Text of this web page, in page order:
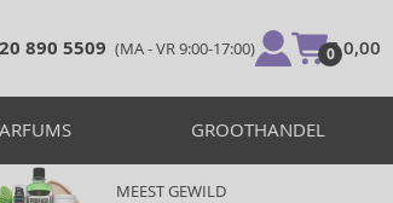
890 5509 (MA - VR 9:00-17:00) 0
€ 0,00
GROOTHANDEL
MEEST GEWILD